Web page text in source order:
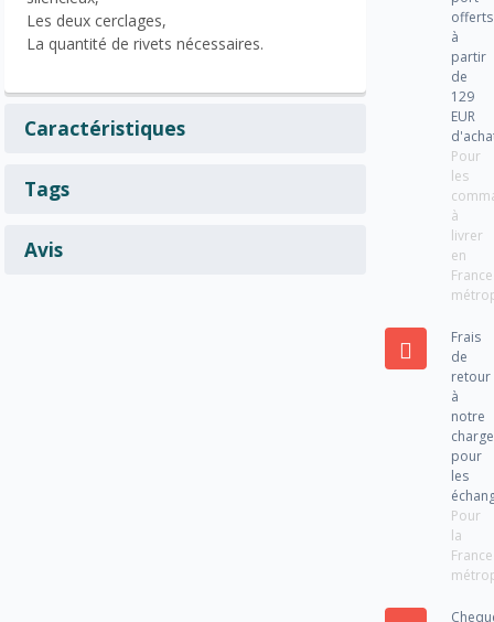
Les deux cerclages,
La quantité de rivets nécessaires.
Caractéristiques
Tags
Avis
offerts
à
partir
de
129
EUR
Pour
les
à
livrer
en
France
Frais
de
retour
à
notre
charge
pour
les
Pour
la
France